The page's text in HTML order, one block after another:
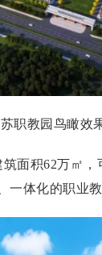
职教园鸟瞰效
面积62万㎡
体化的职业教